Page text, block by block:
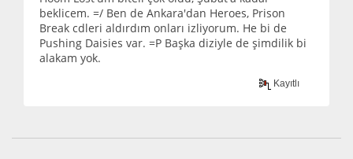
beklicem. =/ Ben de Ankara'dan Heroes, Prison
Break cdleri aldırdım onları izliyorum. He bi de
Pushing Daisies var. =P Başka diziyle de şimdilik bi
alakam yok.
Kayıtlı